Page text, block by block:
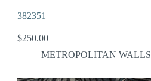
382351
$250.00
METROPOLITAN WALLS